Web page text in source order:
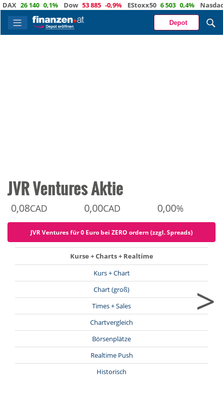
26 140 0,1% Dow 53 885 -0,9% EStoxx50 6 503 0,4% Nasdaq 29
Depot
JVR Ventures Aktie
0,08CAD 0,00CAD 0,00%
JVR Ventures für 0 Euro bei ZERO ordern (zzgl. Spreads)
Kurse + Charts + Realtime
Kurs + Chart
Chart (groß)
Times + Sales
Chartvergleich
Börsenplätze
Realtime Push
Historisch
>